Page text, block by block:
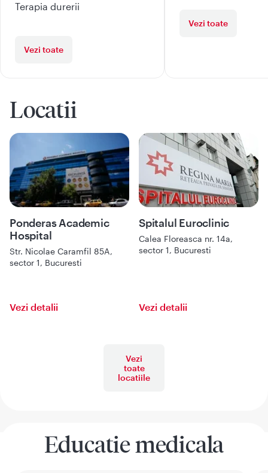
Terapia durerii
Vezi toate
Vezi toate
Locatii
Ponderas Academic
Hospital
Str. Nicolae Caramfil 85A,
sector 1, Bucuresti
Vezi detalii
Spitalul Euroclinic
Calea Floreasca nr. 14a,
sector 1, Bucuresti
Vezi detalii
Vezi
toate
locatiile
Educatie medicala